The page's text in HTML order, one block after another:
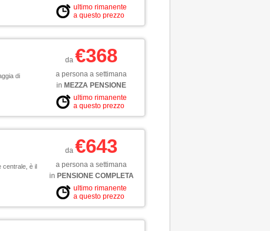
ultimo rimanente
a questo prezzo
da €368
a persona a settimana
in MEZZA PENSIONE
ultimo rimanente
a questo prezzo
di
da €643
a persona a settimana
in PENSIONE COMPLETA
ultimo rimanente
a questo prezzo
centrale, è il